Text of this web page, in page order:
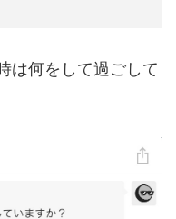
は何をして過ごして